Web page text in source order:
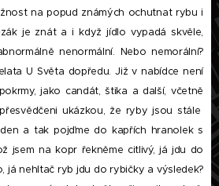
na popud známých ochutnat rybu i
je znát a i když jídlo vypadá skvěle,
nenormální. Nebo nemorální?
U Světa dopředu. Již v nabídce není
jako candát, štika a další, včetně
ukázkou, že ryby jsou stále
a tak pojďme do kapřích hranolek s
jsem na kopr řekněme citlivý, já jdu do
já nehltač ryb jdu do rybičky a výsledek?